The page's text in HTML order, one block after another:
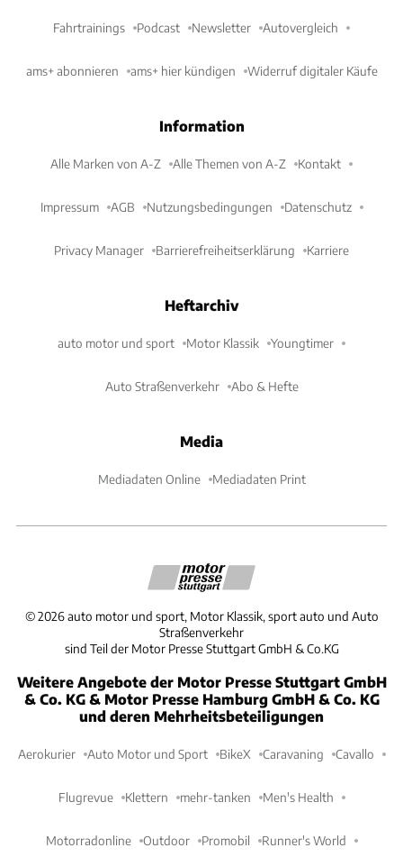
Fahrtrainings Podcast Newsletter Autovergleich
ams+ abonnieren ams+ hier kündigen Widerruf digitaler Käufe
Information
Alle Marken von A-Z Alle Themen von A-Z Kontakt
Impressum AGB Nutzungsbedingungen Datenschutz
Privacy Manager Barrierefreiheitserklärung Karriere
Heftarchiv
auto motor und sport Motor Klassik Youngtimer
Auto Straßenverkehr Abo & Hefte
Media
Mediadaten Online Mediadaten Print
©2026 auto motor und sport, Motor Klassik, sport auto und Auto
Straßenverkehr
sind Teil der Motor Presse Stuttgart GmbH & Co.KG
Weitere Angebote der Motor Presse Stuttgart GmbH
& Co. KG & Motor Presse Hamburg GmbH & Co. KG
und deren Mehrheitsbeteiligungen
Aerokurier Auto Motor und Sport BikeX Caravaning Cavallo
Flugrevue Klettern mehr-tanken Men's Health
Motorradonline Outdoor Promobil Runner's World